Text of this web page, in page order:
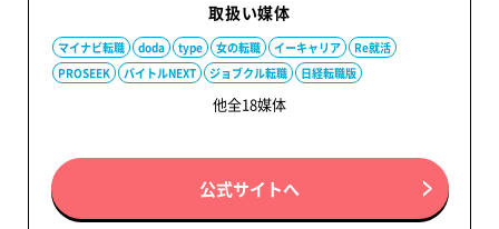
取扱い媒体
マイナビ転職 doda type 女の転職 イーキャリア
Re就活
PROSEEK
バイトルNEXT ジョブクル転職 日経転職版
他全18媒体
公式サイトへ